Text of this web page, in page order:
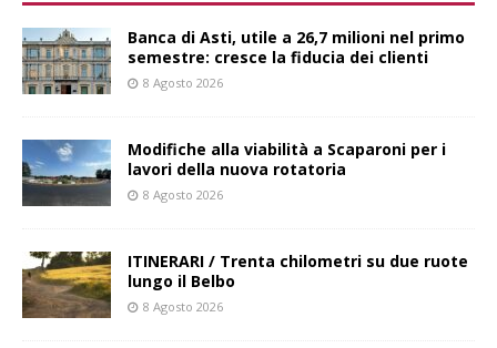
Banca di Asti, utile a 26,7 milioni nel primo
semestre: cresce la fiducia dei clienti
8 Agosto 2026
Modifiche alla viabilità a Scaparoni per i
lavori della nuova rotatoria
8 Agosto 2026
ITINERARI / Trenta chilometri su due ruote
lungo il Belbo
8 Agosto 2026